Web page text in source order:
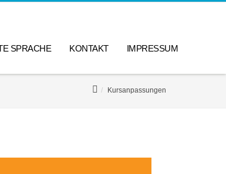
SPRACHE KONTAKT IMPRESSUM
Kursanpassungen